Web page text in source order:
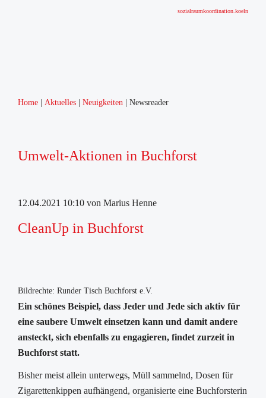
sozialraumkoordination.koeln
Home Aktuelles Neuigkeiten Newsreader
Umwelt-Aktionen in Buchforst
12.04.2021 10:10 von Marius Henne
CleanUp in Buchforst
Bildrechte: Runder Tisch Buchforst e.V.
Ein schönes Beispiel, dass Jeder und Jede sich aktiv für
eine saubere Umwelt einsetzen kann und damit andere
ansteckt, sich ebenfalls zu engagieren, findet zurzeit in
Buchforst statt.
Bisher meist allein unterwegs, Müll sammelnd, Dosen für
Zigarettenkippen aufhängend, organisierte eine Buchforsterin